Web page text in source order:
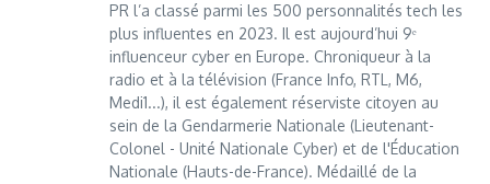
PR l’a classé parmi les 500 personnalités tech les
plus influentes en 2023. Il est aujourd’hui 9ᵉ
influenceur cyber en Europe. Chroniqueur à la
radio et à la télévision (France Info, RTL, M6,
Medi1...), il est également réserviste citoyen au
sein de la Gendarmerie Nationale (Lieutenant-
Colonel - Unité Nationale Cyber) et de l'Éducation
Nationale (Hauts-de-France). Médaillé de la